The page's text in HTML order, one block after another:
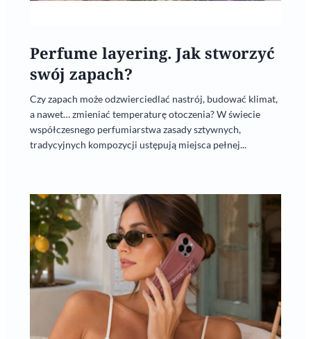
Perfume layering. Jak stworzyć
swój zapach?
Czy zapach może odzwierciedlać nastrój, budować klimat,
a nawet… zmieniać temperaturę otoczenia? W świecie
współczesnego perfumiarstwa zasady sztywnych,
tradycyjnych kompozycji ustępują miejsca pełnej...